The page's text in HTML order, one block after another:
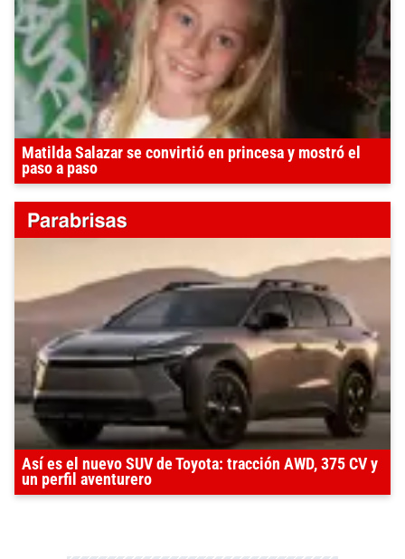
Matilda Salazar se convirtió en princesa y mostró el
paso a paso
Así es el nuevo SUV de Toyota: tracción AWD, 375 CV y
un perfil aventurero